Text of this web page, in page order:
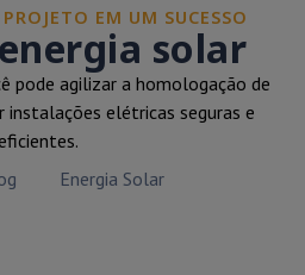
EM UM SUCESSO
solar
pode agilizar a homologação de
instalações elétricas seguras e
Energia Solar